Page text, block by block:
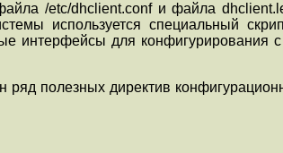
/etc/dhclient.conf и файла
используется специальный
интерфейсы для конфигурирования
полезных директив